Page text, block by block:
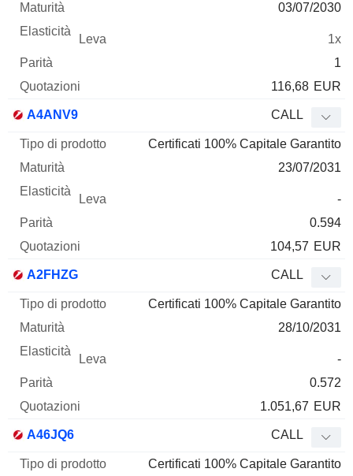
03/07/2030
1x
1
116,68 EUR
A4ANV9 CALL
Certificati 100% Capitale Garantito
23/07/2031
-
0.594
104,57 EUR
A2FHZG CALL
Certificati 100% Capitale Garantito
28/10/2031
-
0.572
1.051,67 EUR
A46JQ6 CALL
Certificati 100% Capitale Garantito